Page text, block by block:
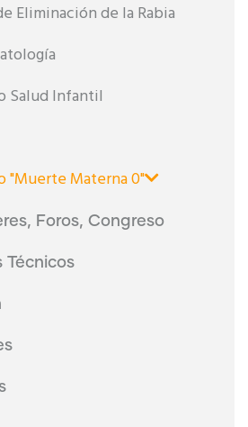
Eliminación de la Rabia
Salud Infantil
"Muerte Materna 0"
Foros, Congreso
Técnicos